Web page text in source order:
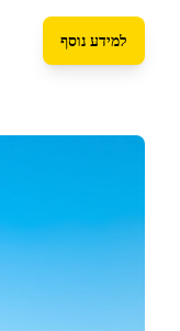
למידע נוסף